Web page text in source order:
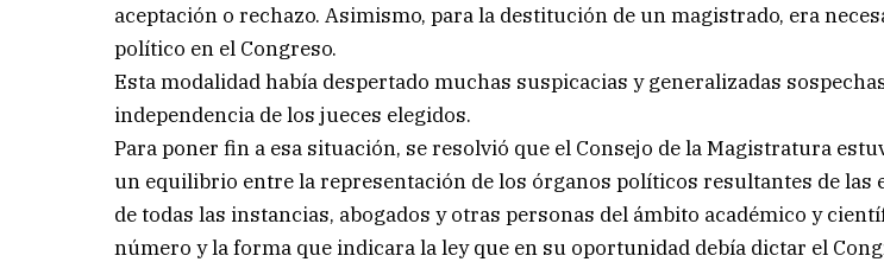
aceptación o rechazo. Asimismo, para la destitución de un magistrado, era
político en el Congreso.
Esta modalidad había despertado muchas suspicacias y generalizadas
independencia de los jueces elegidos.
Para poner fin a esa situación, se resolvió que el Consejo de la Magistratura
un equilibrio entre la representación de los órganos políticos resultantes de las
de todas las instancias, abogados y otras personas del ámbito académico y
número y la forma que indicara la ley que en su oportunidad debía dictar el